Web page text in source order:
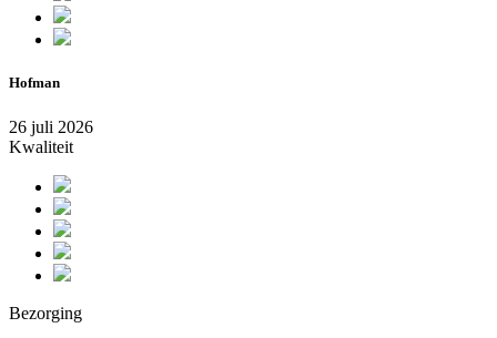
Hofman
26 juli 2026
Kwaliteit
Bezorging